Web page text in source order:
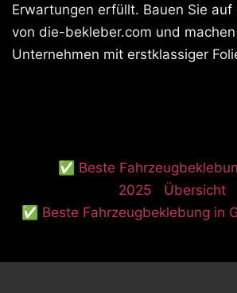
Erwartungen erfüllt. Bauen Sie auf
von die-bekleber.com und machen
Unternehmen mit erstklassiger
✅ Beste
2025
Übersicht
✅ Beste Fahrzeugbeklebung in